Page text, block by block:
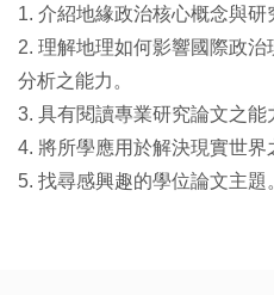
1. 介紹地緣政治核心概念與研
2. 理解地理如何影響國際政
分析之能力。
3. 具有閱讀專業研究論文之能
4. 將所學應用於解決現實世界
5. 找尋感興趣的學位論文主題